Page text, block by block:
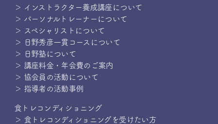
＞ インストラクター養成講座について
＞ パーソナルトレーナーについて
＞ スペシャリストについて
＞ 日野秀彦一貫コースについて
＞ 日野塾について
＞ 講座料金・年会費のご案内
＞ 協会員の活動について
＞ 指導者の活動事例
食トレコンディショニング
＞ 食トレコンディショニングを受けたい方